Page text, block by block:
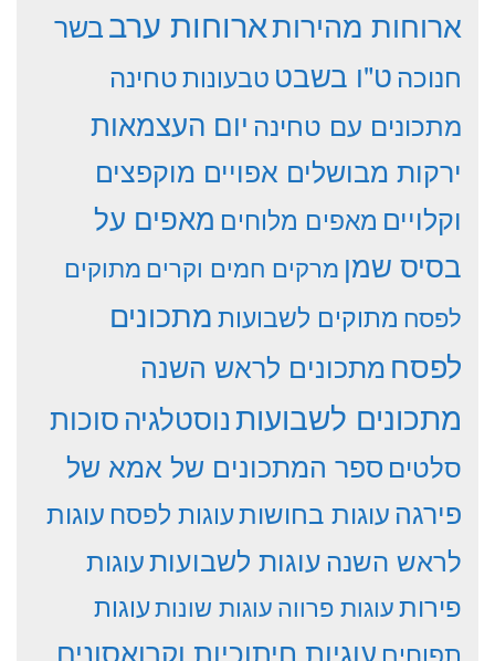
ארוחות מהירותארוחות ערבבשר
חנוכהט"ו בשבט טבעונותטחינה
מתכונים עם טחינה יום העצמאות
ירקות מבושלים אפויים מוקפצים
וקלויים מאפים מלוחים מאפים על
בסיס שמן מרקים חמים וקריםמתוקים
לפסח מתוקים לשבועותמתכונים
לפסח מתכונים לראש השנה
מתכונים לשבועותנוסטלגיהסוכות
סלטים ספר המתכונים של אמא של
פירגהעוגות בחושותעוגות לפסח עוגות
לראש השנהעוגות לשבועותעוגות
פירותעוגות פרווהעוגות שונותעוגות
תפוחים עוגיות חיתוכיות וקרואסונים